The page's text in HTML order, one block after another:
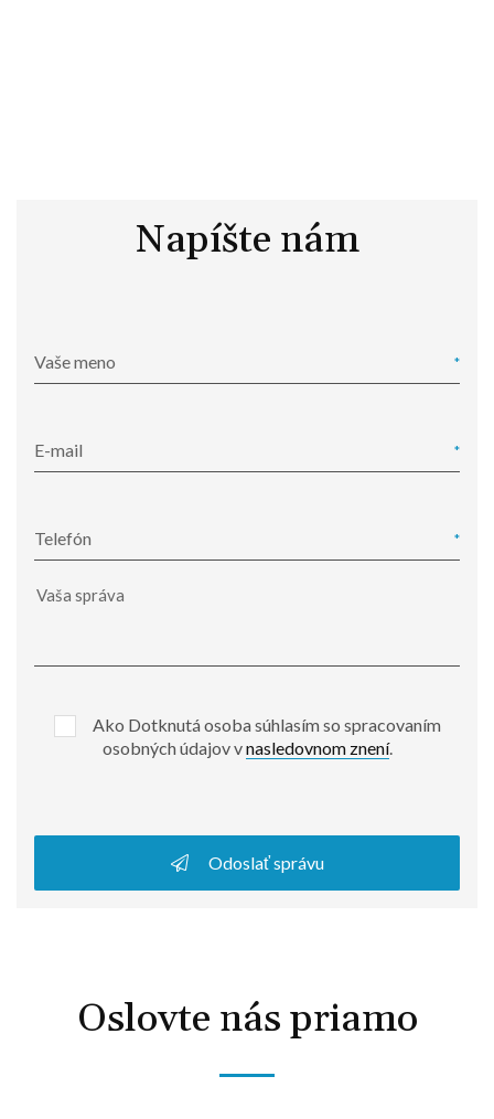
Napíšte nám
Vaše meno
E-mail
Telefón
Ako Dotknutá osoba súhlasím so spracovaním
osobných údajov vnasledovnom znení.
Odoslať správu
Oslovte nás priamo